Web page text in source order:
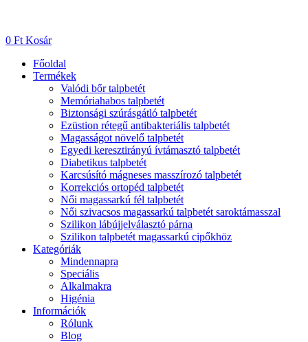
content
0 Ft Kosár
Főoldal
Termékek
Valódi bőr talpbetét
Memóriahabos talpbetét
Biztonsági szúrásgátló talpbetét
Ezüstion rétegű antibakteriális talpbetét
Magasságot növelő talpbetét
Egyedi keresztirányú ívtámasztó talpbetét
Diabetikus talpbetét
Karcsúsító mágneses masszírozó talpbetét
Korrekciós ortopéd talpbetét
Női magassarkú fél talpbetét
Női szivacsos magassarkú talpbetét saroktámasszal
Szilikon lábújjelválasztó párna
Szilikon talpbetét magassarkú cipőkhöz
Kategóriák
Mindennapra
Speciális
Alkalmakra
Higénia
Információk
Rólunk
Blog